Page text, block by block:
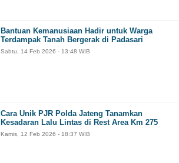
Bantuan Kemanusiaan Hadir untuk Warga
Terdampak Tanah Bergerak di Padasari
Sabtu, 14 Feb 2026 - 13:48 WIB
Cara Unik PJR Polda Jateng Tanamkan
Kesadaran Lalu Lintas di Rest Area Km 275
Kamis, 12 Feb 2026 - 18:37 WIB